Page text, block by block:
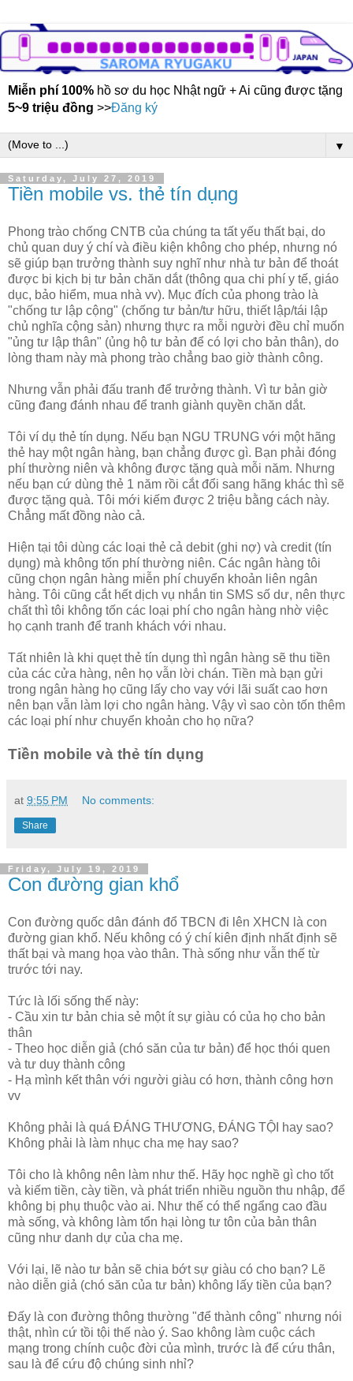
Miễn phí 100% hồ sơ du học Nhật ngữ + Ai cũng được tặng
5~9 triệu đồng >>Đăng ký
▼
Saturday, July 27, 2019
Tiền mobile vs. thẻ tín dụng
Phong trào chống CNTB của chúng ta tất yếu thất bại, do
chủ quan duy ý chí và điều kiện không cho phép, nhưng nó
sẽ giúp bạn trưởng thành suy nghĩ như nhà tư bản để thoát
được bi kịch bị tư bản chăn dắt (thông qua chi phí y tế, giáo
dục, bảo hiểm, mua nhà vv). Mục đích của phong trào là
"chống tư lập cộng" (chống tư bản/tư hữu, thiết lập/tái lập
chủ nghĩa cộng sản) nhưng thực ra mỗi người đều chỉ muốn
"ủng tư lập thân" (ủng hộ tư bản để có lợi cho bản thân), do
lòng tham này mà phong trào chẳng bao giờ thành công.
Nhưng vẫn phải đấu tranh để trưởng thành. Vì tư bản giờ
cũng đang đánh nhau để tranh giành quyền chăn dắt.
Tôi ví dụ thẻ tín dụng. Nếu bạn NGU TRUNG với một hãng
thẻ hay một ngân hàng, bạn chẳng được gì. Bạn phải đóng
phí thường niên và không được tặng quà mỗi năm. Nhưng
nếu bạn cứ dùng thẻ 1 năm rồi cắt đổi sang hãng khác thì sẽ
được tặng quà. Tôi mới kiếm được 2 triệu bằng cách này.
Chẳng mất đồng nào cả.
Hiện tại tôi dùng các loại thẻ cả debit (ghi nợ) và credit (tín
dụng) mà không tốn phí thường niên. Các ngân hàng tôi
cũng chọn ngân hàng miễn phí chuyển khoản liên ngân
hàng. Tôi cũng cắt hết dịch vụ nhắn tin SMS số dư, nên thực
chất thì tôi không tốn các loại phí cho ngân hàng nhờ việc
họ cạnh tranh để tranh khách với nhau.
Tất nhiên là khi quẹt thẻ tín dụng thì ngân hàng sẽ thu tiền
của các cửa hàng, nên họ vẫn lời chán. Tiền mà bạn gửi
trong ngân hàng họ cũng lấy cho vay với lãi suất cao hơn
nên bạn vẫn làm lợi cho ngân hàng. Vậy vì sao còn tốn thêm
các loại phí như chuyển khoản cho họ nữa?
Tiền mobile và thẻ tín dụng
at 9:55 PM No comments:
Share
Friday, July 19, 2019
Con đường gian khổ
Con đường quốc dân đánh đổ TBCN đi lên XHCN là con
đường gian khổ. Nếu không có ý chí kiên định nhất định sẽ
thất bại và mang họa vào thân. Thà sống như vẫn thế từ
trước tới nay.
Tức là lối sống thế này:
- Cầu xin tư bản chia sẻ một ít sự giàu có của họ cho bản
thân
- Theo học diễn giả (chó săn của tư bản) để học thói quen
và tư duy thành công
- Hạ mình kết thân với người giàu có hơn, thành công hơn
vv
Không phải là quá ĐÁNG THƯƠNG, ĐÁNG TỘI hay sao?
Không phải là làm nhục cha mẹ hay sao?
Tôi cho là không nên làm như thế. Hãy học nghề gì cho tốt
và kiếm tiền, cày tiền, và phát triển nhiều nguồn thu nhập, để
không bị phụ thuộc vào ai. Như thế có thể ngẩng cao đầu
mà sống, và không làm tổn hại lòng tư tôn của bản thân
cũng như danh dự của cha mẹ.
Với lại, lẽ nào tư bản sẽ chia bớt sự giàu có cho bạn? Lẽ
nào diễn giả (chó săn của tư bản) không lấy tiền của bạn?
Đấy là con đường thông thường "để thành công" nhưng nói
thật, nhìn cứ tồi tội thế nào ý. Sao không làm cuộc cách
mạng trong chính cuộc đời của mình, trước là để cứu thân,
sau là để cứu độ chúng sinh nhỉ?